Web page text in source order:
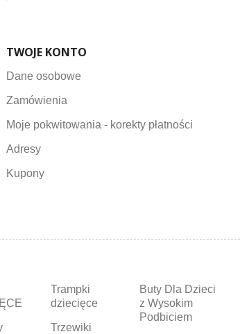
TWOJE KONTO
Dane osobowe
Zamówienia
Moje pokwitowania - korekty płatności
Adresy
Kupony
Trampki
dziecięce
Trzewiki
Buty Dla Dzieci
z Wysokim
Podbiciem